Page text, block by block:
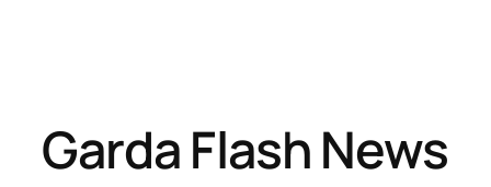
Garda Flash News